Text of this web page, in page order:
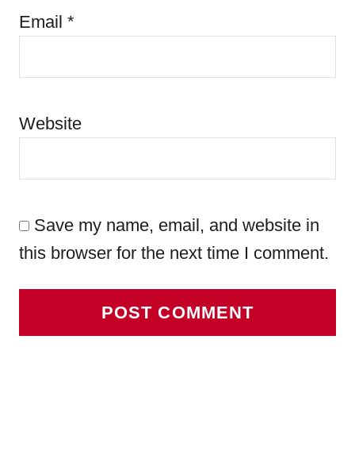
Email *
Website
Save my name, email, and website in
this browser for the next time I comment.